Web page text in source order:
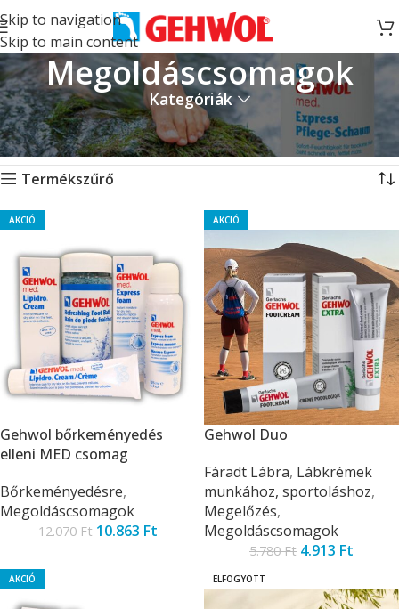
Skip to navigation
Skip to main content
Megoldáscsomagok
Kategóriák
Kezdőlap Megoldáscsomagok
Mind a(z) 4 találat megjelenítve
Termékszűrő
AKCIÓ
Gehwol bőrkeményedés
elleni MED csomag
Bőrkeményedésre,
Megoldáscsomagok
12.070Ft 10.863 Ft
AKCIÓ
Gehwol Duo
Fáradt Lábra, Lábkrémek
munkához, sportoláshoz,
Megelőzés,
Megoldáscsomagok
5.780Ft 4.913 Ft
AKCIÓ ELFOGYOTT